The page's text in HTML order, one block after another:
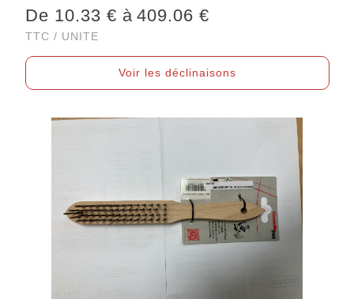
De 10.33 € à 409.06 €
TTC / UNITE
Voir les déclinaisons